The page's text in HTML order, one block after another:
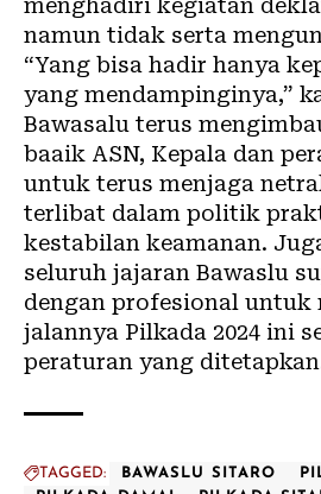
menghadiri kegiatan
namun tidak serta
“Yang bisa hadir hanya
yang mendampinginya,”
Bawasalu terus
baaik ASN, Kepala dan
untuk terus menjaga
terlibat dalam politik
kestabilan keamanan.
seluruh jajaran Bawaslu
dengan profesional untuk
jalannya Pilkada 2024 ini
peraturan yang
TAGGED: BAWASLU SITARO